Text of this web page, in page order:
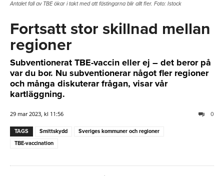
Antalet fall av TBE ökar i takt med att fästingarna blir allt fler. Foto: Istock
Fortsatt stor skillnad mellan
regioner
Subventionerat TBE-vaccin eller ej – det beror på
var du bor. Nu subventionerar något fler regioner
och många diskuterar frågan, visar vår
kartläggning.
29 mar 2023, kl 11:56 0
TAGS Smittskydd
Sveriges kommuner och regioner
TBE-vaccination